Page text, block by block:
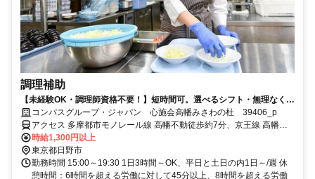
調理補助
【未経験OK・調理師資格不要！】短時間可。選べるシフト・無理なく安
定ワーク！
コンパスグループ・ジャパン 心施会高幡みさわの杜 39406_p
アクセス 多摩都市モノレール線 高幡不動徒歩約7分、京王線 高幡不
動徒歩約7分、京王動物園線 高幡不動徒歩約7分
時給1,300円以上
東京都日野市
勤務時間 15:00～19:30 1日3時間～OK、平日と土日の内1日～/週 休
憩時間：6時間を超える労働に対して45分以上、8時間を超える労働